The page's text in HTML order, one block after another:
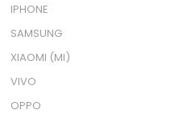
IPHONE
SAMSUNG
XIAOMI (MI)
VIVO
OPPO